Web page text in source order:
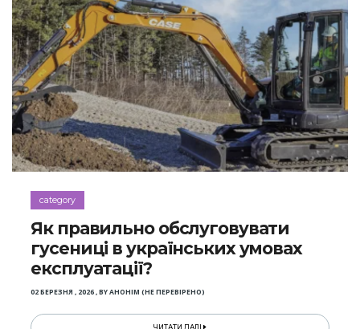
category
Як правильно обслуговувати
гусениці в українських умовах
експлуатації?
02 БЕРЕЗНЯ , 2026,BYАНОНІМ (НЕ ПЕРЕВІРЕНО)
ЧИТАТИ ДАЛІ